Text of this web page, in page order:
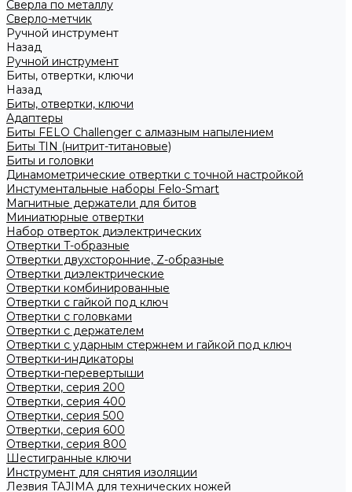
Сверла по металлу
Сверло-метчик
Ручной инструмент
Назад
Ручной инструмент
Биты, отвертки, ключи
Назад
Биты, отвертки, ключи
Адаптеры
Биты FELO Challenger с алмазным напылением
Биты TIN (нитрит-титановые)
Биты и головки
Динамометрические отвертки с точной настройкой
Инстументальные наборы Felo-Smart
Магнитные держатели для битов
Миниатюрные отвертки
Набор отверток диэлектрических
Отвертки T-образные
Отвертки двухсторонние, Z-образные
Отвертки диэлектрические
Отвертки комбинированные
Отвертки с гайкой под ключ
Отвертки с головками
Отвертки с держателем
Отвертки с ударным стержнем и гайкой под ключ
Отвертки-индикаторы
Отвертки-перевертыши
Отвертки, серия 200
Отвертки, серия 400
Отвертки, серия 500
Отвертки, серия 600
Отвертки, серия 800
Шестигранные ключи
Инструмент для снятия изоляции
Лезвия TAJIMA для технических ножей